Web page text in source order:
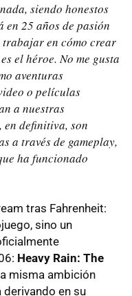
siendo honestos
en 25 años de pasión
en cómo crear
el héroe. No me gusta
aventuras
o películas
a nuestras
en definitiva, son
a través de gameplay,
ha funcionado
tras Fahrenheit:
sino un
Heavy Rain: The
misma ambición
en su